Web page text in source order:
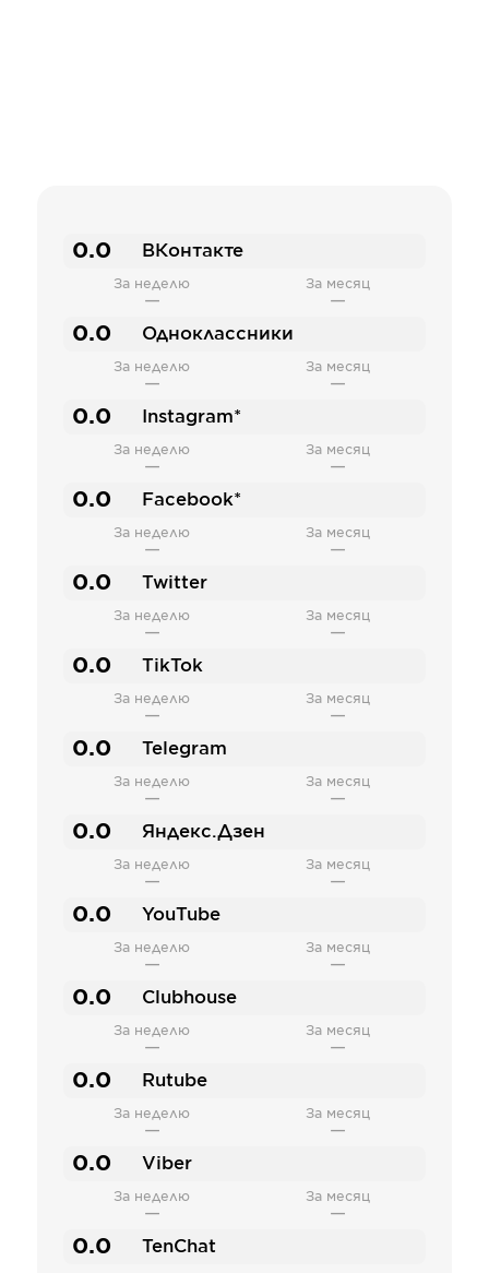
0.0 ВКонтакте
За неделю
—
За месяц
—
0.0 Одноклассники
За неделю
—
За месяц
—
0.0 Instagram*
За неделю
—
За месяц
—
0.0 Facebook*
За неделю
—
За месяц
—
0.0 Twitter
За неделю
—
За месяц
—
0.0 TikTok
За неделю
—
За месяц
—
0.0 Telegram
За неделю
—
За месяц
—
0.0 Яндекс.Дзен
За неделю
—
За месяц
—
0.0 YouTube
За неделю
—
За месяц
—
0.0 Clubhouse
За неделю
—
За месяц
—
0.0 Rutube
За неделю
—
За месяц
—
0.0 Viber
За неделю
—
За месяц
—
0.0 TenChat